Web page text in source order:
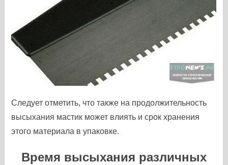
Следует отметить, что также на продолжительность
высыхания мастик может влиять и срок хранения
этого материала в упаковке.
Время высыхания различных